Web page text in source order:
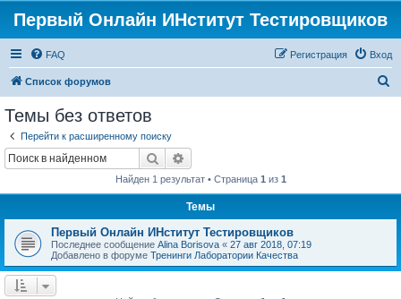
Первый Онлайн ИНститут Тестировщиков
FAQ Вход
Регистрация
Список форумов
Темы без ответов
Перейти к расширенному поиску
Поиск
Найден 1 результат • Страница 1 из 1
Темы
Первый Онлайн ИНститут Тестировщиков
Последнее сообщение Alina Borisova « 27 авг 2018, 07:19
Добавлено в форуме Тренинги Лаборатории Качества